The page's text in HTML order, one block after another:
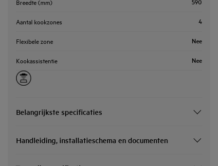
Breedte (mm) 590
Aantal kookzones 4
Flexibele zone Nee
Kookassistentie Nee
Belangrijkste specificaties
Handleiding, installatieschema en documenten